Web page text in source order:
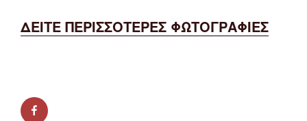
ΔΕΙΤΕ ΠΕΡΙΣΣΟΤΕΡΕΣ ΦΩΤΟΓΡΑΦΙΕΣ
facebook